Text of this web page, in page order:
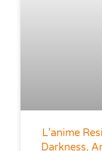
L’anime
Darkness,